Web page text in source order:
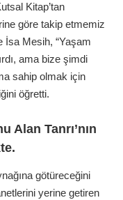
Kitap’tan
göre takip etmemiz
İsa Mesih, “Yaşam
ama bize şimdi
sahip olmak için
öğretti.
Alan Tanrı’nın
götüreceğini
yerine getiren